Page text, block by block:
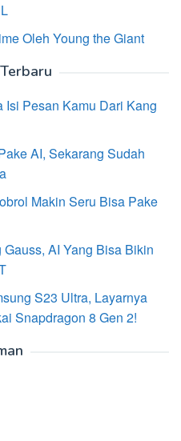
Oleh Young the Giant
Pesan Kamu Dari Kang
AI, Sekarang Sudah
Makin Seru Bisa Pake
AI Yang Bisa Bikin
S23 Ultra, Layarnya
Snapdragon 8 Gen 2!